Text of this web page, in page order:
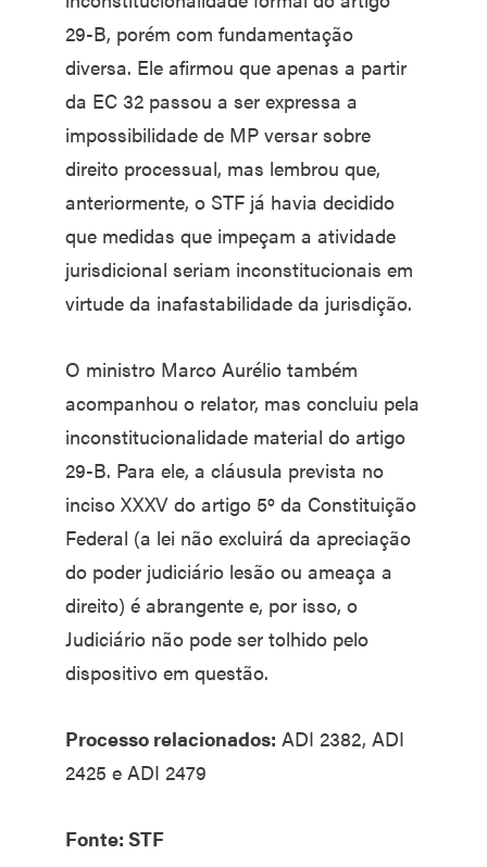
29-B, porém com fundamentação
diversa. Ele afirmou que apenas a partir
da EC 32 passou a ser expressa a
impossibilidade de MP versar sobre
direito processual, mas lembrou que,
anteriormente, o STF já havia decidido
que medidas que impeçam a atividade
jurisdicional seriam inconstitucionais em
virtude da inafastabilidade da jurisdição.
O ministro Marco Aurélio também
acompanhou o relator, mas concluiu pela
inconstitucionalidade material do artigo
29-B. Para ele, a cláusula prevista no
inciso XXXV do artigo 5º da Constituição
Federal (a lei não excluirá da apreciação
do poder judiciário lesão ou ameaça a
direito) é abrangente e, por isso, o
Judiciário não pode ser tolhido pelo
dispositivo em questão.
Processo relacionados: ADI 2382, ADI
2425 e ADI 2479
Fonte: STF